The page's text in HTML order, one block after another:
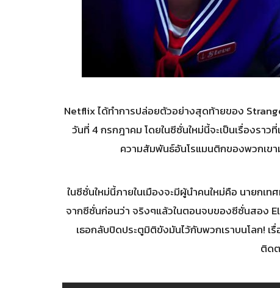
Netflix ได้ทำการปล่อยตัวอย่างสุดท้ายของ
วันที่ 4 กรกฎาคม โดยในซีซั่นใหม่นี้จะเป็นเรื่องรา
ความสัมพันธ์อันโรแมนติกของพวกเข
ในซีซั่นใหม่นี้ภายในเมืองจะมีผู้นำคนใหม่คือ นายกเท
จากซีซั่นก่อนว่า จริงๆแล้วในตอนจบของซีซั่นสอง
เธอกลับปิดประตูมิติขังมันไว้กับพวกเราบนโลก! เ
ติด